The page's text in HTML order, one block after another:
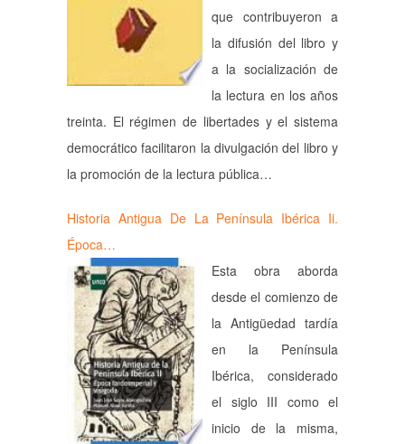
que contribuyeron a
la difusión del libro y
a la socialización de
la lectura en los años
treinta. El régimen de libertades y el sistema
democrático facilitaron la divulgación del libro y
la promoción de la lectura pública…
Historia Antigua De La Península Ibérica Ii.
Época…
Esta obra aborda
desde el comienzo de
la Antigüedad tardía
en la Península
Ibérica, considerado
el siglo III como el
inicio de la misma,